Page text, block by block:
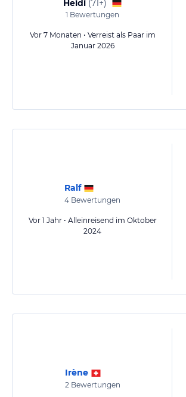
Heidi (71+)
1 Bewertungen
Vor 7 Monaten • Verreist als Paar im
Januar 2026
Ralf
4 Bewertungen
Vor 1 Jahr • Alleinreisend im Oktober
2024
Irène
2Bewertungen